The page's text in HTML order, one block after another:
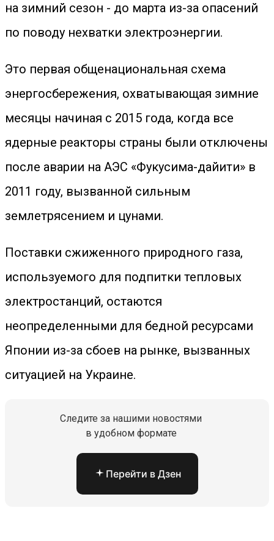
на зимний сезон - до марта из-за опасений
по поводу нехватки электроэнергии.
Это первая общенациональная схема
энергосбережения, охватывающая зимние
месяцы начиная с 2015 года, когда все
ядерные реакторы страны были отключены
после аварии на АЭС «Фукусима-дайити» в
2011 году, вызванной сильным
землетрясением и цунами.
Поставки сжиженного природного газа,
используемого для подпитки тепловых
электростанций, остаются
неопределенными для бедной ресурсами
Японии из-за сбоев на рынке, вызванных
ситуацией на Украине.
Следите за нашими новостями
в удобном формате
Перейти в Дзен